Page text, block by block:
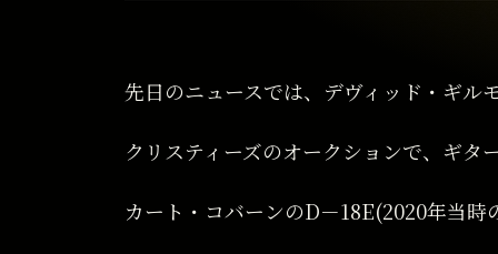
先日のニュースでは、デヴィッド・ギル
クリスティーズのオークションで、ギ
カート・コバーンのD－18E(2020年当